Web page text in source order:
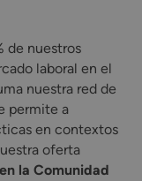
de nuestros
laboral en el
nuestra red de
permite a
en contextos
oferta
la Comunidad